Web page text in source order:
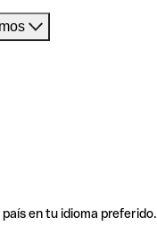
en tu idioma preferido.